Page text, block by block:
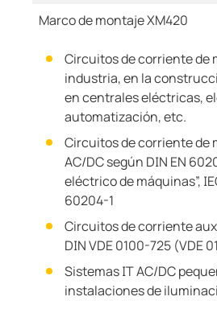
Marco de montaje XM420
Circuitos de corriente de
industria, en la
en centrales eléctricas,
automatización, etc.
Circuitos de corriente de
AC/DC según DIN EN
eléctrico de máquinas”,
60204-1
Circuitos de corriente
DIN VDE 0100-725 (VDE
Sistemas IT AC/DC
instalaciones de